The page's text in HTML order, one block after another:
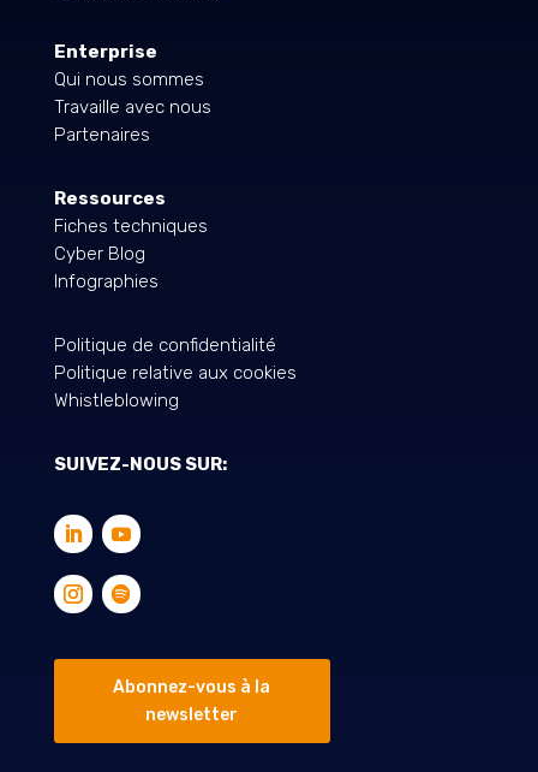
Enterprise
Qui nous sommes
Travaille avec nous
Partenaires
Ressources
Fiches techniques
Cyber Blog
Infographies
Politique de confidentialité
Politique relative aux cookies
Whistleblowing
SUIVEZ-NOUS SUR:
Abonnez-vous à la
newsletter